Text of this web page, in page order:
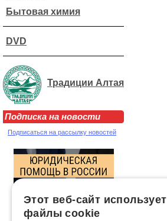
Бытовая химия
DVD
Традиции Алтая
Подписка на новости
Подписаться на рассылку новостей
Этот веб-сайт использует
файлы cookie